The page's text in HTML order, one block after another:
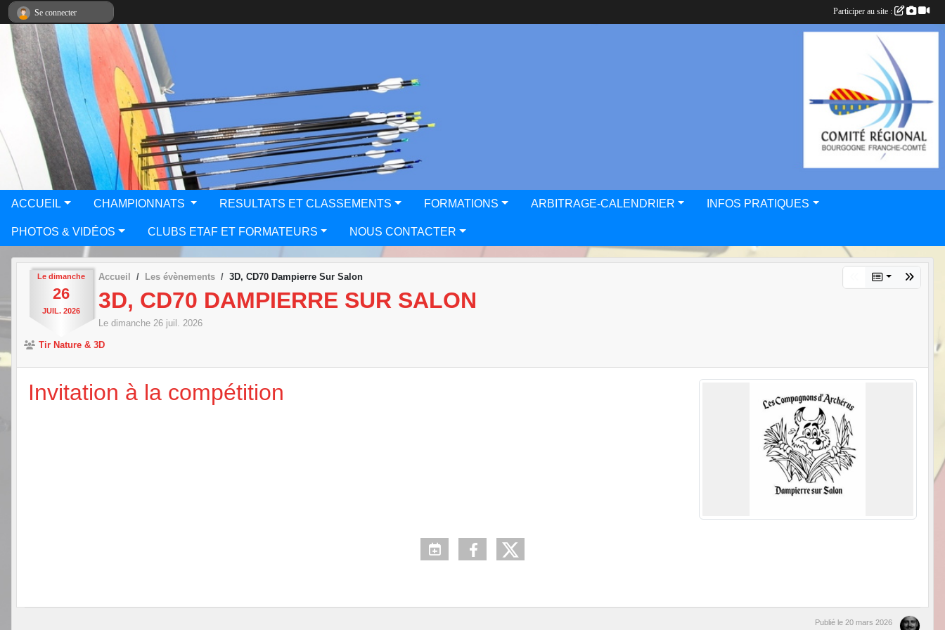
ACCUEIL CHAMPIONNATS RESULTATS ET CLASSEMENTS FORMATIONS ARBITRAGE-CALENDRIER INFOS PRATIQUES
PHOTOS & VIDÉOS CLUBS ETAF ET FORMATEURS NOUS CONTACTER
Le dimanche
26
JUIL. 2026
Accueil Les évènements 3D, CD70 Dampierre Sur Salon
3D, CD70 DAMPIERRE SUR SALON
Le dimanche 26 juil. 2026
Tir Nature & 3D
Invitation à la compétition
Publié le 20 mars 2026
Se connecter Participer au site :
Panneau de gestion des cookies